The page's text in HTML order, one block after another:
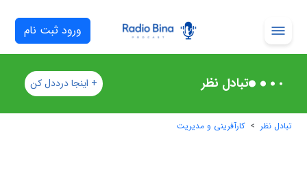
ورود ثبت نام
تبادل نظر + اینجا درددل کن
تبادل نظر کارآفرینی و مدیریت